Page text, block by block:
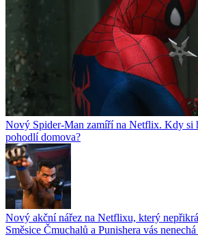
Nový Spider-Man zamíří na Netflix. Kdy si
pohodlí domova?
Nový akční nářez na Netflixu, který
Směsice Čmuchalů a Punishera vás